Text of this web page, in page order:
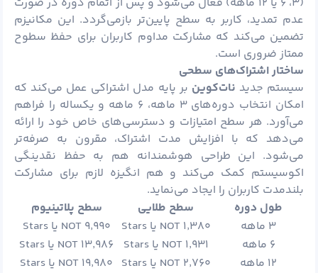
عدم تمدید، کاربر به سطح پایین‌تر بازمی‌گردد. این مکانیزم
تضمین می‌کند که مشارکت مداوم کاربران برای حفظ سطوح
ممتاز ضروری است.
ساختار اشتراک‌های سطحی
سیستم جدید نات‌کوین بر پایه مدل اشتراکی عمل می‌کند که
امکان انتخاب دوره‌های ۳ ماهه، ۶ ماهه و یکساله را فراهم
می‌آورد. هر سطح امتیازات و دسترسی‌های خاص خود را ارائه
می‌دهد که با افزایش مدت اشتراک، مقرون به صرفه‌تر
می‌شود. این طراحی هوشمندانه هم به حفظ نقدینگی
اکوسیستم کمک می‌کند و هم انگیزه لازم برای مشارکت
بلندمدت کاربران را ایجاد می‌نماید.
طول دوره
سطح طلایی
سطح پلاتینیوم
۳ ماهه
۱٬۳۸۰ NOT یا Stars
۹٬۹۹۰ NOT یا Stars
۶ ماهه
۱٬۹۳۱ NOT یا Stars
۱۳٬۹۸۶ NOT یا Stars
۱۲ ماهه
۲٬۷۶۰ NOT یا Stars
۱۹٬۹۸۰ NOT یا Stars